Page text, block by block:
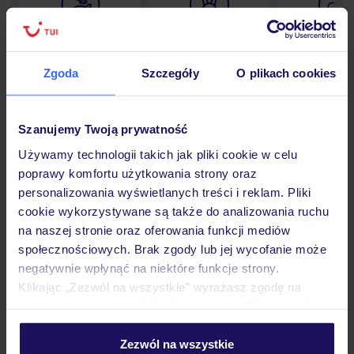
Zgoda Szczegóły O plikach cookies
Szanujemy Twoją prywatność
Używamy technologii takich jak pliki cookie w celu
poprawy komfortu użytkowania strony oraz
personalizowania wyświetlanych treści i reklam. Pliki
cookie wykorzystywane są także do analizowania ruchu
na naszej stronie oraz oferowania funkcji mediów
społecznościowych. Brak zgody lub jej wycofanie może
negatywnie wpłynąć na niektóre funkcje strony.
Klikając „Zezwól na wszystkie” wyrażasz zgodę na
personalizować swój wybór wchodząc w zakładkę
Zezwól na wszystkie
Lider niskich cen 30 lat w
Hotel
Pokoje
Wyżywienie
Atrakcje